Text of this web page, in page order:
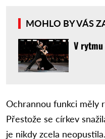
MOHLO BY VÁS
V rytmu
Ochrannou funkci měly
Přestože se církev
je nikdy zcela